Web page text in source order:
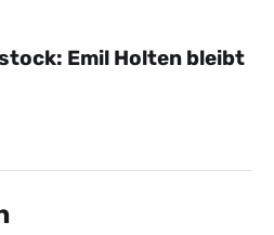
Emil Holten bleibt